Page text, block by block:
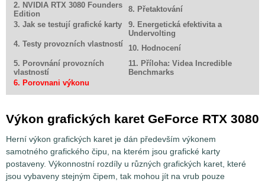
2. NVIDIA RTX 3080 Founders
Edition
8. Přetaktování
3. Jak se testují grafické karty
9. Energetická efektivita a
Undervolting
4. Testy provozních vlastností
10. Hodnocení
5. Porovnání provozních
vlastností
11. Příloha: Videa Incredible
Benchmarks
6. Porovnani výkonu
Výkon grafických karet GeForce RTX 3080
Herní výkon grafických karet je dán především výkonem
samotného grafického čipu, na kterém jsou grafické karty
postaveny. Výkonnostní rozdíly u různých grafických karet, které
jsou vybaveny stejným čipem, tak mohou jít na vrub pouze